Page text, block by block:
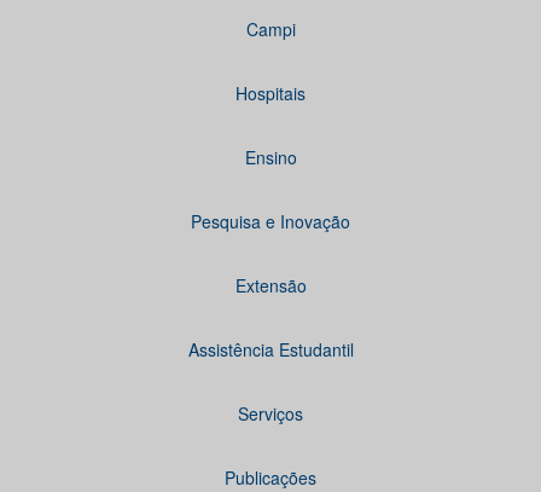
Campi
Hospitais
Ensino
Pesquisa e Inovação
Extensão
Assistência Estudantil
Serviços
Publicações